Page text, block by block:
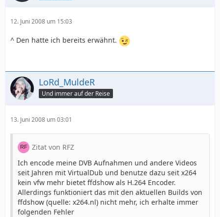
12. Juni 2008 um 15:03
^ Den hatte ich bereits erwähnt.
LoRd_MuldeR
Und immer auf der Reise
13. Juni 2008 um 03:01
Zitat von RFZ
Ich encode meine DVB Aufnahmen und andere Videos
seit Jahren mit VirtualDub und benutze dazu seit x264
kein vfw mehr bietet ffdshow als H.264 Encoder.
Allerdings funktioniert das mit den aktuellen Builds von
ffdshow (quelle: x264.nl) nicht mehr, ich erhalte immer
folgenden Fehler